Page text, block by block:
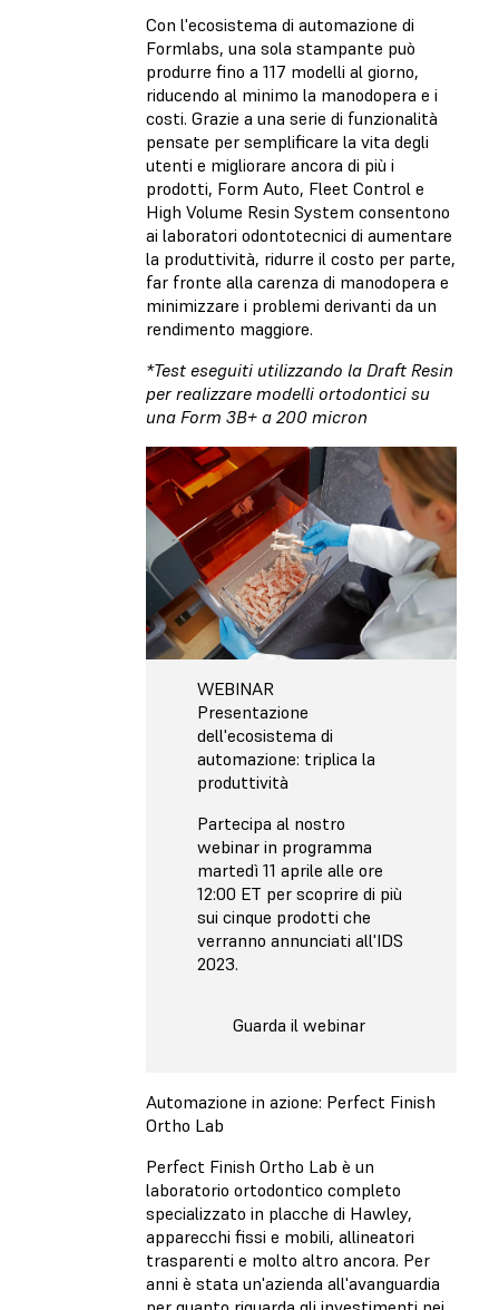
Con l'ecosistema di automazione di
Formlabs, una sola stampante può
produrre fino a 117 modelli al giorno,
riducendo al minimo la manodopera e i
costi. Grazie a una serie di funzionalità
pensate per semplificare la vita degli
utenti e migliorare ancora di più i
prodotti, Form Auto, Fleet Control e
High Volume Resin System consentono
ai laboratori odontotecnici di aumentare
la produttività, ridurre il costo per parte,
far fronte alla carenza di manodopera e
minimizzare i problemi derivanti da un
rendimento maggiore.
*Test eseguiti utilizzando la Draft Resin
per realizzare modelli ortodontici su
una Form 3B+ a 200 micron
WEBINAR
Presentazione
dell'ecosistema di
automazione: triplica la
produttività
Partecipa al nostro
webinar in programma
martedì 11 aprile alle ore
12:00 ET per scoprire di più
sui cinque prodotti che
verranno annunciati all'IDS
2023.
Guarda il webinar
Automazione in azione: Perfect Finish
Ortho Lab
Perfect Finish Ortho Lab è un
laboratorio ortodontico completo
specializzato in placche di Hawley,
apparecchi fissi e mobili, allineatori
trasparenti e molto altro ancora. Per
anni è stata un'azienda all'avanguardia